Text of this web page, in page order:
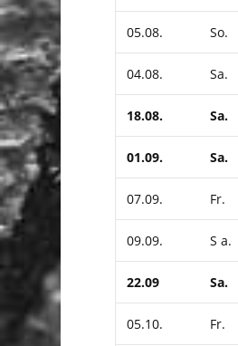
05.08. So.
04.08. Sa.
18.08. Sa.
01.09. Sa.
07.09. Fr.
09.09. S a.
22.09 Sa.
05.10. Fr.